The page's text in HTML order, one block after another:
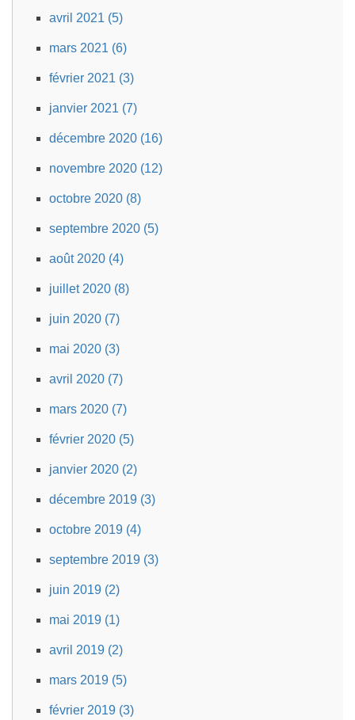
avril 2021 (5)
mars 2021 (6)
février 2021 (3)
janvier 2021 (7)
décembre 2020 (16)
novembre 2020 (12)
octobre 2020 (8)
septembre 2020 (5)
août 2020 (4)
juillet 2020 (8)
juin 2020 (7)
mai 2020 (3)
avril 2020 (7)
mars 2020 (7)
février 2020 (5)
janvier 2020 (2)
décembre 2019 (3)
octobre 2019 (4)
septembre 2019 (3)
juin 2019 (2)
mai 2019 (1)
avril 2019 (2)
mars 2019 (5)
février 2019 (3)